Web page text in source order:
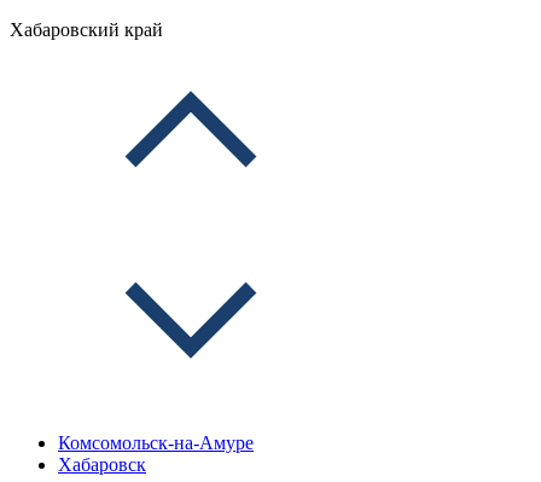
Хабаровский край
Комсомольск-на-Амуре
Хабаровск